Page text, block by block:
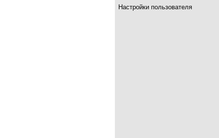
Настройки пользователя